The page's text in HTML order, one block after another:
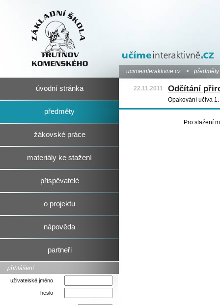
úvodní stránka
předměty
žákovské práce
materiály ke stažení
přispěvatelé
o projektu
nápověda
partneři
přihlášení
uživatelské jméno
heslo
ucimeinteraktivne.cz > předměty
22.11.2011 Odčítání
Opakování učiva
Pro stažení